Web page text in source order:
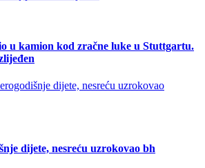
u kamion kod zračne luke u Stuttgartu.
dijete, nesreću uzrokovao bh